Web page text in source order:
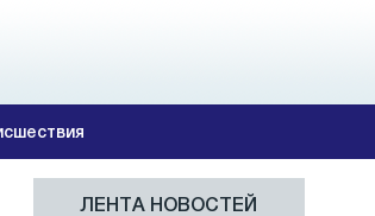
ЛЕНТА НОВОСТЕЙ